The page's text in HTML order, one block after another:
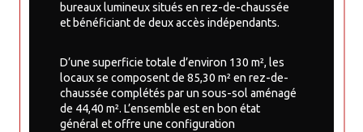
bureaux lumineux situés en rez-de-chaussée
et bénéficiant de deux accès indépendants.
D’une superficie totale d’environ 130 m², les
locaux se composent de 85,30 m² en rez-de-
chaussée complétés par un sous-sol aménagé
de 44,40 m². L’ensemble est en bon état
général et offre une configuration